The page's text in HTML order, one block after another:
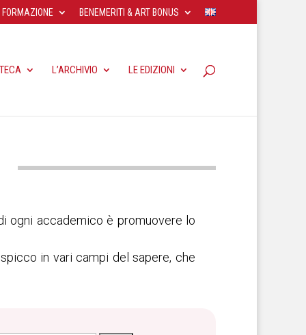
FORMAZIONE BENEMERITI & ART BONUS
L’ARCHIVIO LE EDIZIONI
ogni accademico è promuovere lo
in vari campi del sapere, che